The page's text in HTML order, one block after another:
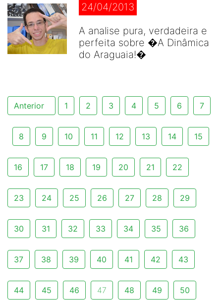
24/04/2013
A analise pura, verdadeira e
perfeita sobre �A Dinâmica
do Araguaia!�
Anterior 1 2 3 4 5 6 7
8 9 10 11 12 13 14 15
16 17 18 19 20 21 22
23 24 25 26 27 28 29
30 31 32 33 34 35 36
37 38 39 40 41 42 43
44 45 46 47 48 49 50